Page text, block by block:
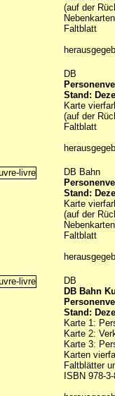
(auf der
Faltblatt
DB
Stand:
Karte
(auf der
Faltblatt
DB Bahn
Stand:
Karte
(auf der
Faltblatt
DB
DB Bahn
Stand:
Karte 1:
Karte 2:
Karte 3:
Karten
Faltblätter
ISBN 978-